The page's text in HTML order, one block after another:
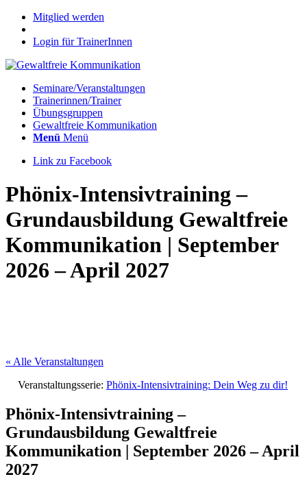
Mitglied werden
Login für TrainerInnen
Seminare/Veranstaltungen
Trainerinnen/Trainer
Übungsgruppen
Gewaltfreie Kommunikation
Menü Menü
Link zu Facebook
Phönix-Intensivtraining –
Grundausbildung Gewaltfreie
Kommunikation | September
2026 – April 2027
« Alle Veranstaltungen
Veranstaltungsserie: Phönix-Intensivtraining: Dein Weg zu dir!
Phönix-Intensivtraining –
Grundausbildung Gewaltfreie
Kommunikation | September 2026 – April
2027